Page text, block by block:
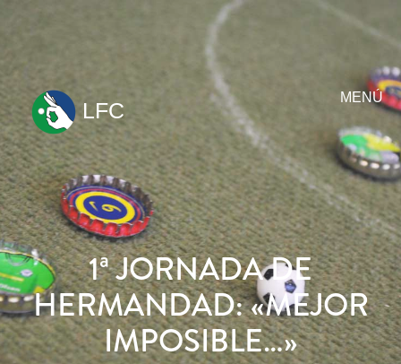
MENÚ
ir
al
contenido
LFC
1ª JORNADA DE
HERMANDAD: «MEJOR
IMPOSIBLE…»